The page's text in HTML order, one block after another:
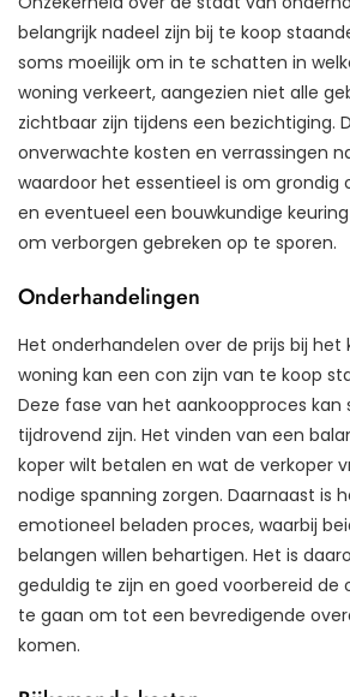
belangrijk nadeel zijn bij te koop
soms moeilijk om in te schatten in
woning verkeert, aangezien niet alle
zichtbaar zijn tijdens een bezichtiging.
onverwachte kosten en verrassingen
waardoor het essentieel is om grondig
en eventueel een bouwkundige
om verborgen gebreken op te sporen.
Onderhandelingen
Het onderhandelen over de prijs bij het
woning kan een con zijn van te koop
Deze fase van het aankoopproces kan
tijdrovend zijn. Het vinden van een
koper wilt betalen en wat de verkoper
nodige spanning zorgen. Daarnaast is
emotioneel beladen proces, waarbij
belangen willen behartigen. Het is
geduldig te zijn en goed voorbereid de
te gaan om tot een bevredigende
komen.